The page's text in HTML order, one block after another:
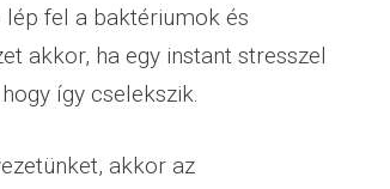
lép fel a baktériumok és
akkor, ha egy instant stresszel
így cselekszik.
akkor az